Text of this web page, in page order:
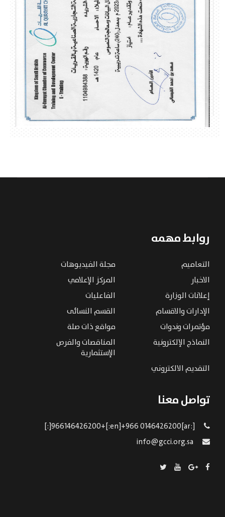
روابط مهمه
التعاميم
مجلة الفيديوهات
الاخبار
المركز الإعلامي
إعلانات الوزارة
الفاعليات
الإدارات والاقسام
القسم النسائى
مؤتمرات وندوات
مواقع ذات صلة
النماذج الإلكترونية
المناقصات والفرص
الإستثمارية
التقديم الالكتروني
تواصل معنا
[:ar]966146426200+[:en]+966 0146426200[:]